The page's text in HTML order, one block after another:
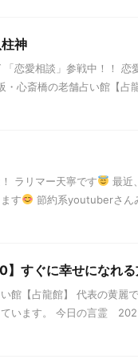
神
「恋愛相談」参戦中！！
心斎橋の老舗占い館【占
ラリマー天寧です
最近
す
節約系youtuberさん
】すぐに幸せになれる
館【占龍館】 代表の黄
います。 今日の言霊